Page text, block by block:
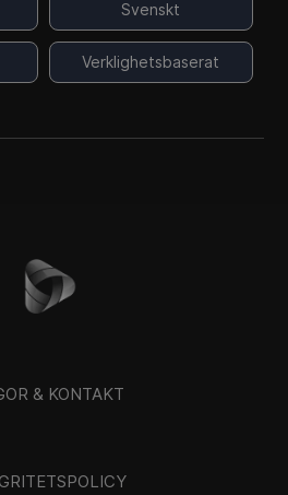
Svenskt
Verklighetsbaserat
& KONTAKT